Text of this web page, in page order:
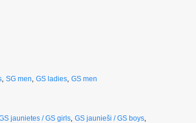
, SG men, GS ladies, GS men
jaunietes / GS girls, GS jaunieši / GS boys,